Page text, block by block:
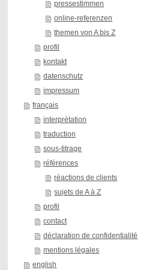
pressestimmen
online-referenzen
themen von A bis Z
profil
kontakt
datenschutz
impressum
français
interprétation
traduction
sous-titrage
références
réactions de clients
sujets de A à Z
profil
contact
déclaration de confidentialité
mentions légales
english